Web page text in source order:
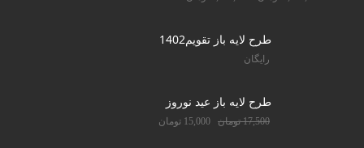
طرح لایه باز تقویم1402
رایگان
طرح لایه باز عید نوروز
17,500 تومان 15,000 تومان